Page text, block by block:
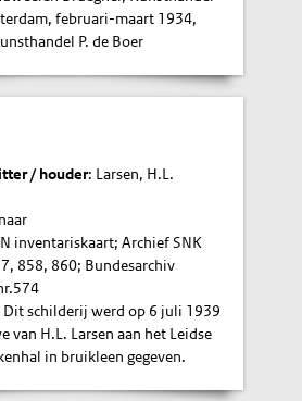
februari-maart 1934,
P. de Boer
/ houder: Larsen, H.L.
inventariskaart; Archief SNK
858, 860; Bundesarchiv
Dit schilderij werd op 6 juli 1939
van H.L. Larsen aan het Leidse
in bruikleen gegeven.